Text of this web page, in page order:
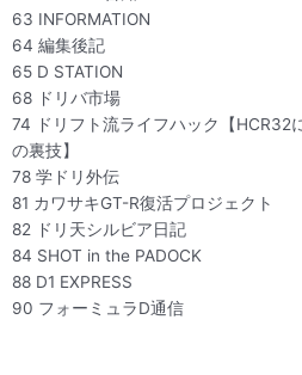
63 INFORMATION
64 編集後記
65 D STATION
68 ドリバ市場
74 ドリフト流ライフハック【HCR32
の裏技】
78 学ドリ外伝
81 カワサキGT-R復活プロジェクト
82 ドリ天シルビア日記
84 SHOT in the PADOCK
88 D1 EXPRESS
90 フォーミュラD通信